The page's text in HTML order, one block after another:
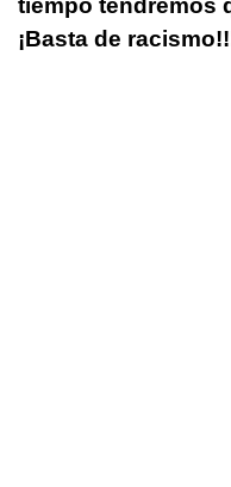
tiempo tendremos
¡Basta de